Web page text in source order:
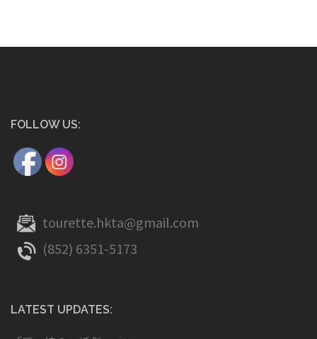
FOLLOW US:
tourette.hkta@gmail.com
(852) 6351-5173
LATEST UPDATES: